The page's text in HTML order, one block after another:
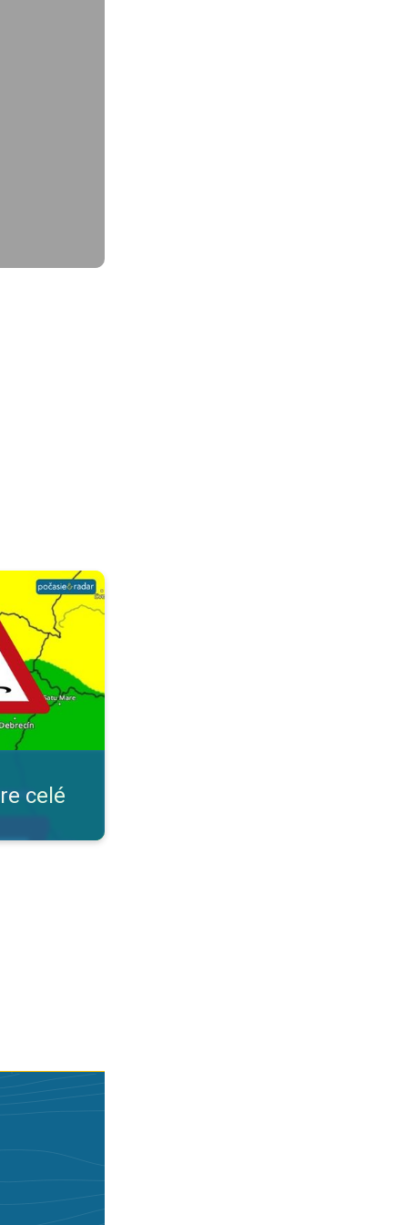
Nepriaznivé počasie. . .
celé